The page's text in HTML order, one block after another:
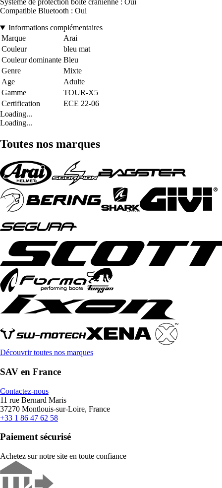
Système de protection boîte cranienne : Oui
Compatible Bluetooth : Oui
Informations complémentaires
Marque
Arai
Couleur
bleu mat
Couleur dominante Bleu
Genre
Mixte
Age
Adulte
Gamme
TOUR-X5
Certification
ECE 22-06
Loading...
Loading...
Toutes nos marques
Découvrir toutes nos marques
SAV en France
Contactez-nous
11 rue Bernard Maris
37270 Montlouis-sur-Loire, France
+33 1 86 47 62 58
Paiement sécurisé
Achetez sur notre site en toute confiance